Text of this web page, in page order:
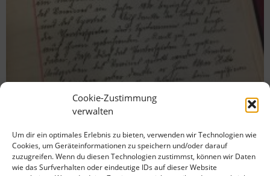
Cookie-Zustimmung
verwalten
Um dir ein optimales Erlebnis zu bieten, verwenden wir Technologien wie
Cookies, um Geräteinformationen zu speichern und/oder darauf
zuzugreifen. Wenn du diesen Technologien zustimmst, können wir Daten
wie das Surfverhalten oder eindeutige IDs auf dieser Website